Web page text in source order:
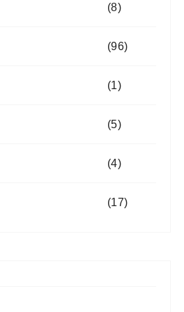
(8)
(96)
(1)
(5)
(4)
(17)